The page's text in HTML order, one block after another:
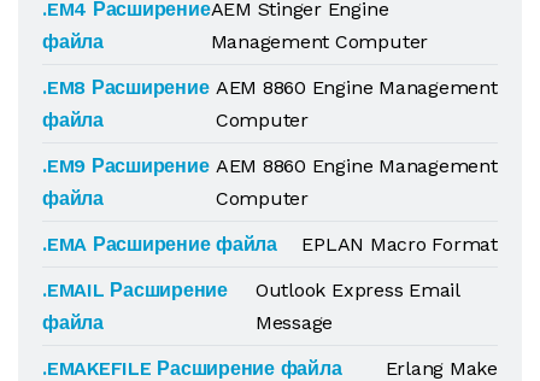
.EM4 Расширение
файла
AEM Stinger Engine
Management Computer
.EM8 Расширение
файла
AEM 8860 Engine Management
Computer
.EM9 Расширение
файла
AEM 8860 Engine Management
Computer
.EMA Расширение файла
EPLAN Macro Format
.EMAIL Расширение
файла
Outlook Express Email
Message
.EMAKEFILE Расширение файла
Erlang Make